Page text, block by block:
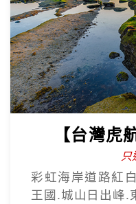
【台灣虎
只
彩虹海岸道路紅
王國.城山日出峰.